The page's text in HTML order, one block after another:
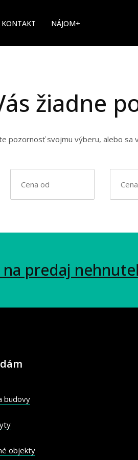
KONTAKT NÁJOM+
žiadne
pozornosť svojmu výberu, alebo sa
na predaj
budovy
objekty